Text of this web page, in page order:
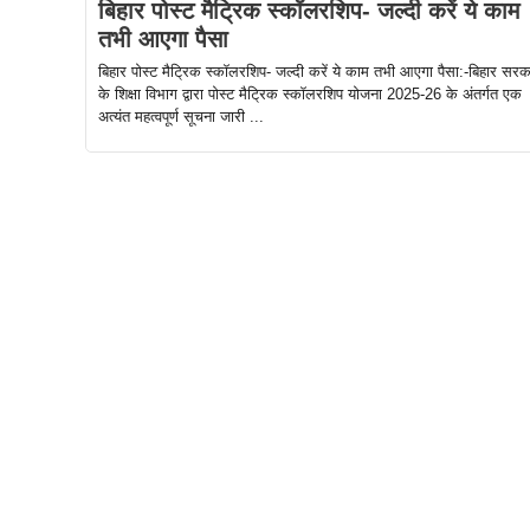
बिहार पोस्ट मैट्रिक स्कॉलरशिप- जल्दी करें ये काम
तभी आएगा पैसा
बिहार पोस्ट मैट्रिक स्कॉलरशिप- जल्दी करें ये काम तभी आएगा पैसा:-बिहार
के शिक्षा विभाग द्वारा पोस्ट मैट्रिक स्कॉलरशिप योजना 2025-26 के अंतर्गत एक
अत्यंत महत्वपूर्ण सूचना जारी ...